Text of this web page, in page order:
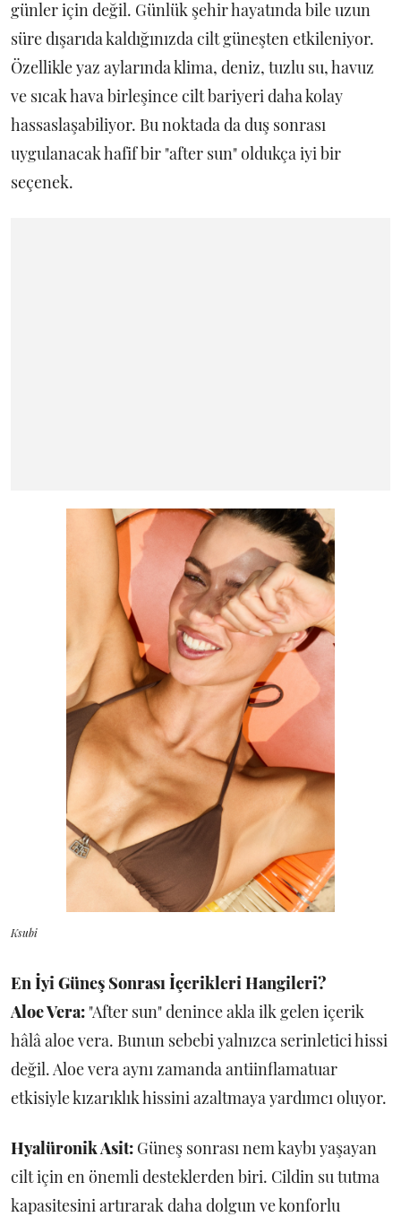
günler için değil. Günlük şehir hayatında bile uzun
süre dışarıda kaldığınızda cilt güneşten etkileniyor.
Özellikle yaz aylarında klima, deniz, tuzlu su, havuz
ve sıcak hava birleşince cilt bariyeri daha kolay
hassaslaşabiliyor. Bu noktada da duş sonrası
uygulanacak hafif bir "after sun" oldukça iyi bir
seçenek.
Ksubi
En İyi Güneş Sonrası İçerikleri Hangileri?
Aloe Vera: "After sun" denince akla ilk gelen içerik
hâlâ aloe vera. Bunun sebebi yalnızca serinletici hissi
değil. Aloe vera aynı zamanda antiinflamatuar
etkisiyle kızarıklık hissini azaltmaya yardımcı oluyor.
Hyalüronik Asit: Güneş sonrası nem kaybı yaşayan
cilt için en önemli desteklerden biri. Cildin su tutma
kapasitesini artırarak daha dolgun ve konforlu